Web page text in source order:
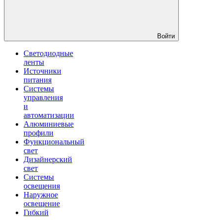
Войти
Светодиодные
ленты
Источники
питания
Системы
управления
и
автоматизации
Алюминиевые
профили
Функциональный
свет
Дизайнерский
свет
Системы
освещения
Наружное
освещение
Гибкий